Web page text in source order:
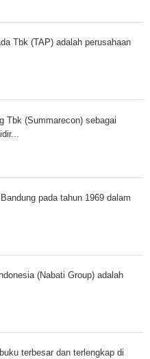
Tbk (TAP) adalah perusahaan
Tbk (Summarecon) sebagai
pada tahun 1969 dalam
(Nabati Group) adalah
terbesar dan terlengkap di